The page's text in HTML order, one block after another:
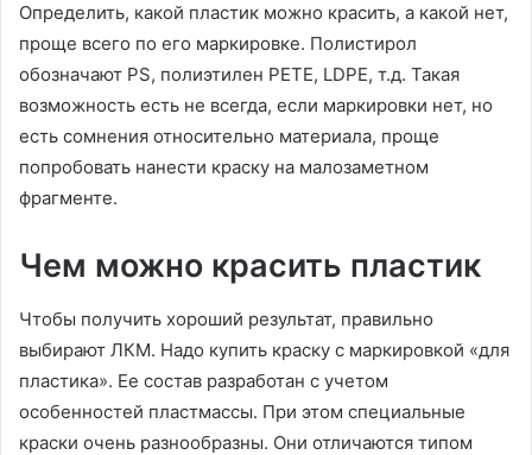
Определить, какой пластик можно красить, а какой нет,
проще всего по его маркировке. Полистирол
обозначают PS, полиэтилен PETE, LDPE, т.д. Такая
возможность есть не всегда, если маркировки нет, но
есть сомнения относительно материала, проще
попробовать нанести краску на малозаметном
фрагменте.
Чем можно красить пластик
Чтобы получить хороший результат, правильно
выбирают ЛКМ. Надо купить краску с маркировкой «для
пластика». Ее состав разработан с учетом
особенностей пластмассы. При этом специальные
краски очень разнообразны. Они отличаются типом